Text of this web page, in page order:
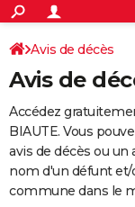
ACTUALITÉS
Politique
Société
Faits Divers
Education
Monde
Villes
+
SPORT
Coupe du monde
Football
Tennis
Cyclisme
Rugby
Forum
Programme TV
TNT
Streaming
Cinéma
Sorties cinéma
Musique
+
FINANCE
Retraite
Epargne
Immobilier
Risques naturels par
Banque
Assurance
AUTO
Essais
Réserver un essai
Citadines
Berlines
SUV
Forum auto
+
Avis de décès
Avis de
Accédez
BIAUTE. Vous
avis de décès ou
nom d'un défunt et/
commune dans le